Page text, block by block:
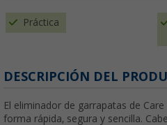
Práctica
DESCRIPCIÓN DEL
El eliminador de garrapatas de
forma rápida, segura y sencilla.